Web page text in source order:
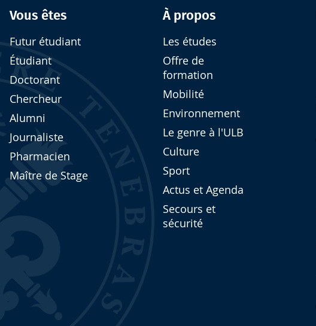
Vous êtes
Futur étudiant
Étudiant
Doctorant
Chercheur
Alumni
Journaliste
Pharmacien
Maître de Stage
À propos
Les études
Offre de
formation
Mobilité
Environnement
Le genre à l'ULB
Culture
Sport
Actus et Agenda
Secours et
sécurité